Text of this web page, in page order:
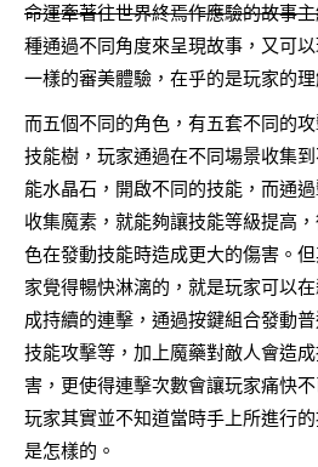
命運牽著往世界終焉作應驗的故事
種通過不同角度來呈現故事，又可
一樣的審美體驗，在乎的是玩家的理
而五個不同的角色，有五套不同的
技能樹，玩家通過在不同場景收集
能水晶石，開啟不同的技能，而通
收集魔素，就能夠讓技能等級提高
色在發動技能時造成更大的傷害。
家覺得暢快淋漓的，就是玩家可以
成持續的連擊，通過按鍵組合發動普
技能攻擊等，加上魔藥對敵人會造
害，更使得連擊次數會讓玩家痛快
玩家其實並不知道當時手上所進行
是怎樣的。